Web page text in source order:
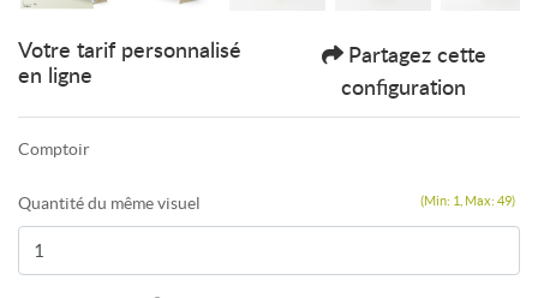
Votre tarif personnalisé
en ligne
Partagez cette
configuration
Comptoir
(Min: 1, Max: 49)
Quantité du même visuel